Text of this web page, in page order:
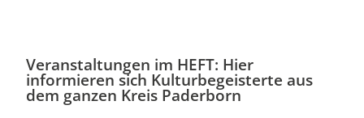
Veranstaltungen im HEFT: Hier
informieren sich Kulturbegeisterte aus
dem ganzen Kreis Paderborn